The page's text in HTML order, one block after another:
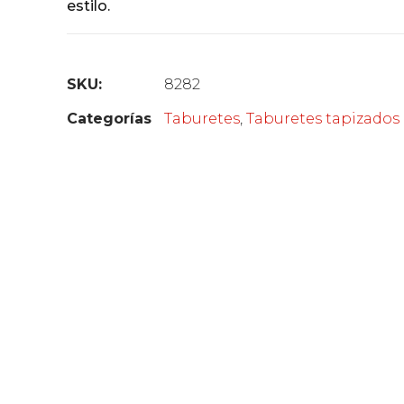
estilo.
SKU:
8282
Categorías
Taburetes, Taburetes tapizados